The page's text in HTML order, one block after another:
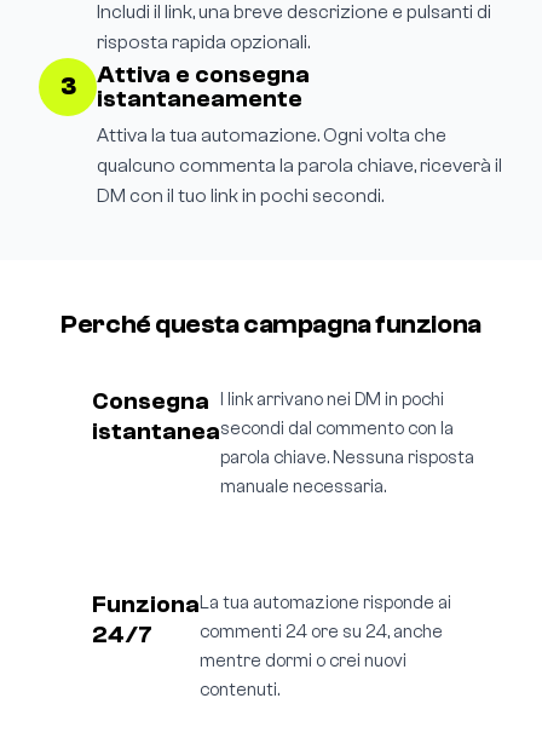
Includi il link, una breve descrizione e pulsanti di
risposta rapida opzionali.
3
Attiva e consegna
istantaneamente
Attiva la tua automazione. Ogni volta che
qualcuno commenta la parola chiave, riceverà il
DM con il tuo link in pochi secondi.
Perché questa campagna funziona
Consegna
istantanea
I link arrivano nei DM in pochi
secondi dal commento con la
parola chiave. Nessuna risposta
manuale necessaria.
Funziona
24/7
La tua automazione risponde ai
commenti 24 ore su 24, anche
mentre dormi o crei nuovi
contenuti.